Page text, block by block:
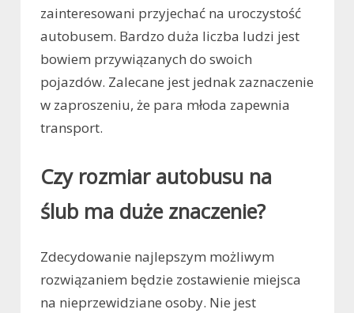
zainteresowani przyjechać na uroczystość
autobusem. Bardzo duża liczba ludzi jest
bowiem przywiązanych do swoich
pojazdów. Zalecane jest jednak zaznaczenie
w zaproszeniu, że para młoda zapewnia
transport.
Czy rozmiar autobusu na
ślub ma duże znaczenie?
Zdecydowanie najlepszym możliwym
rozwiązaniem będzie zostawienie miejsca
na nieprzewidziane osoby. Nie jest